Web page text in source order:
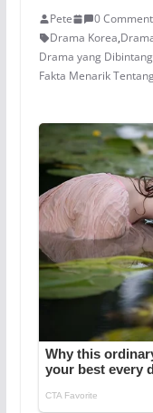
Pete
0
Drama Korea,
Drama yang
Fakta Menarik